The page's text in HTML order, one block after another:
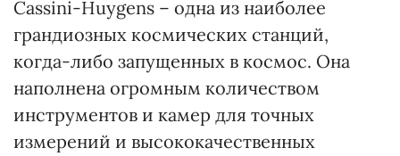
Cassini-Huygens – одна из наиболее
грандиозных космических станций,
когда-либо запущенных в космос. Она
наполнена огромным количеством
инструментов и камер для точных
измерений и высококачественных